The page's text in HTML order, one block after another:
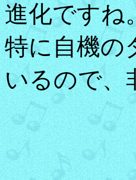
進化ですね
特に自機の
いるので、